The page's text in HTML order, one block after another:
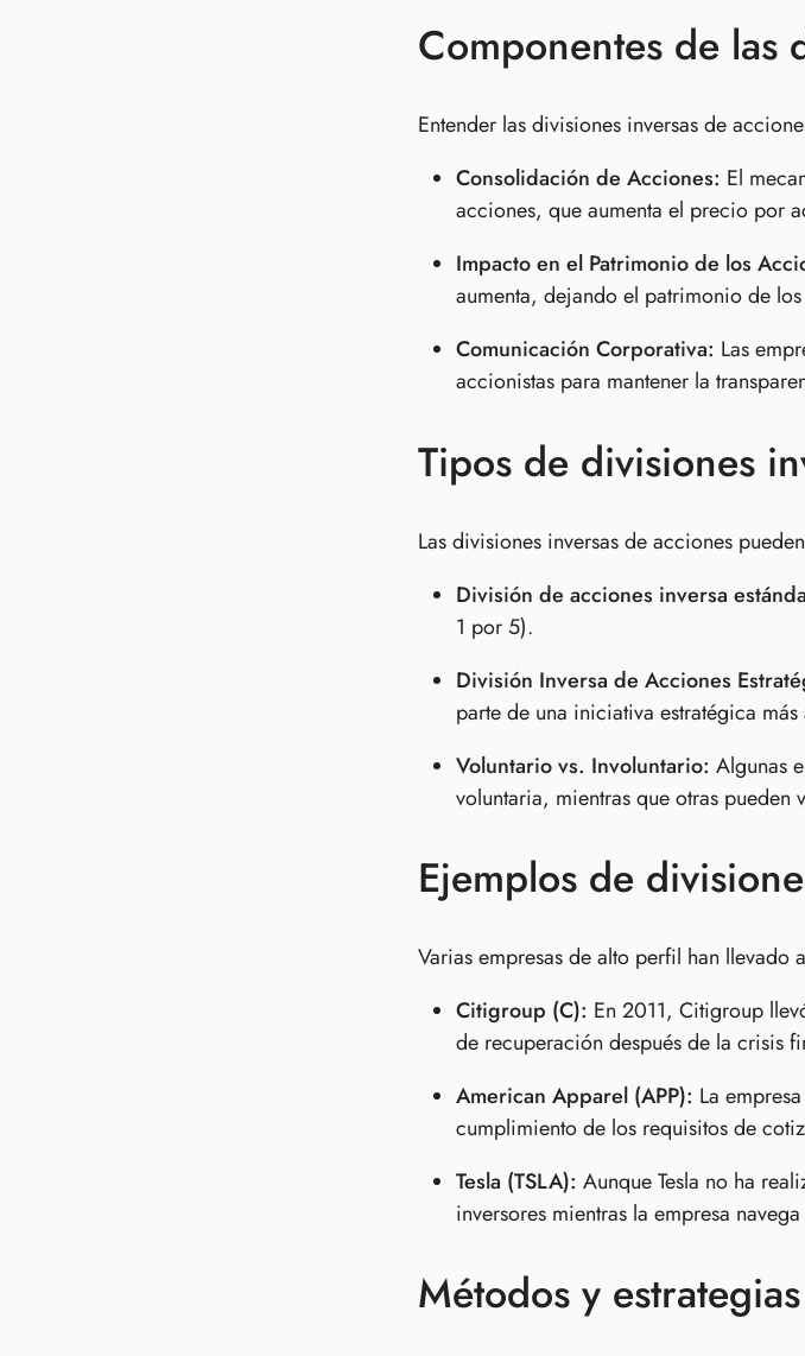
Componentes de las
Entender las divisiones inversas de
Consolidación de Acciones: El
acciones, que aumenta el precio por
Impacto en el Patrimonio de los
aumenta, dejando el patrimonio de
Comunicación Corporativa: Las
accionistas para mantener la
Tipos de divisiones
Las divisiones inversas de acciones
División de acciones inversa
1 por 5).
División Inversa de Acciones
parte de una iniciativa estratégica
Voluntario vs. Involuntario: Algunas
voluntaria, mientras que otras
Ejemplos de
Varias empresas de alto perfil han llevado
Citigroup (C): En 2011, Citigroup
de recuperación después de la crisis
American Apparel (APP): La
cumplimiento de los requisitos de
Tesla (TSLA): Aunque Tesla no ha
inversores mientras la empresa
Métodos y